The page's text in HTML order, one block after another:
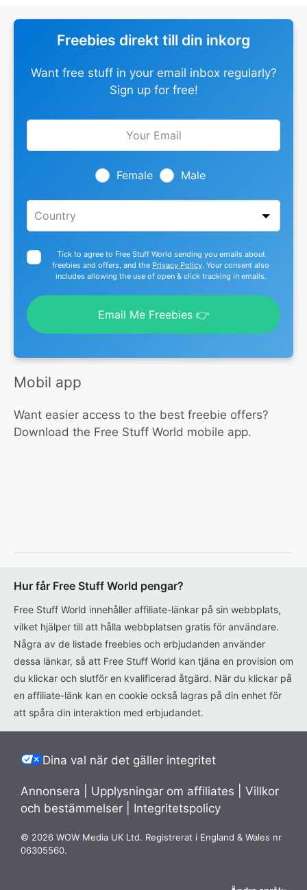
Freebies direkt till din inkorg
Want free stuff in your email inbox regularly?
Sign up for free!
Leave
Female Male
Tick to agree to Free Stuff World sending you emails about
freebies and offers, and the Privacy Policy. Your consent also
includes allowing the use of open & click tracking in emails.
Email Me Freebies 👉
Mobil app
Want easier access to the best freebie offers?
Download the Free Stuff World mobile app.
Hur får Free Stuff World pengar?
Free Stuff World innehåller affiliate-länkar på sin webbplats,
vilket hjälper till att hålla webbplatsen gratis för användare.
Några av de listade freebies och erbjudanden använder
dessa länkar, så att Free Stuff World kan tjäna en provision om
du klickar och slutför en kvalificerad åtgärd. När du klickar på
en affiliate-länk kan en cookie också lagras på din enhet för
att spåra din interaktion med erbjudandet.
Dina val när det gäller integritet
Annonsera Upplysningar om affiliates
Villkor
och bestämmelser
Integritetspolicy
© 2026 WOW Media UK Ltd. Registrerat i England & Wales nr
06305560.